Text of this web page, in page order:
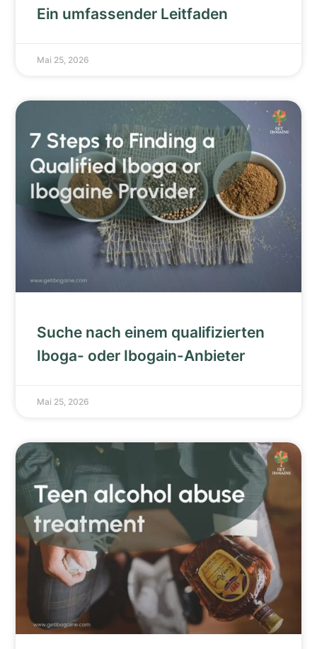
Ein umfassender Leitfaden
Mai 25, 2026
Suche nach einem qualifizierten
Iboga- oder Ibogain-Anbieter
Mai 25, 2026